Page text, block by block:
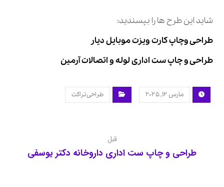
شاید این طرح ها را بپسندید:
طراحی وچاپ کارت ویزت موبایل دیار
طراحی و چاپ ست اداری لوله و اتصالات آرمین
مارس ۱۲, ۲۰۲۵ طراحی تراکت
قبل
طراحی و چاپ ست اداری داروخانه دکتر یوسفی